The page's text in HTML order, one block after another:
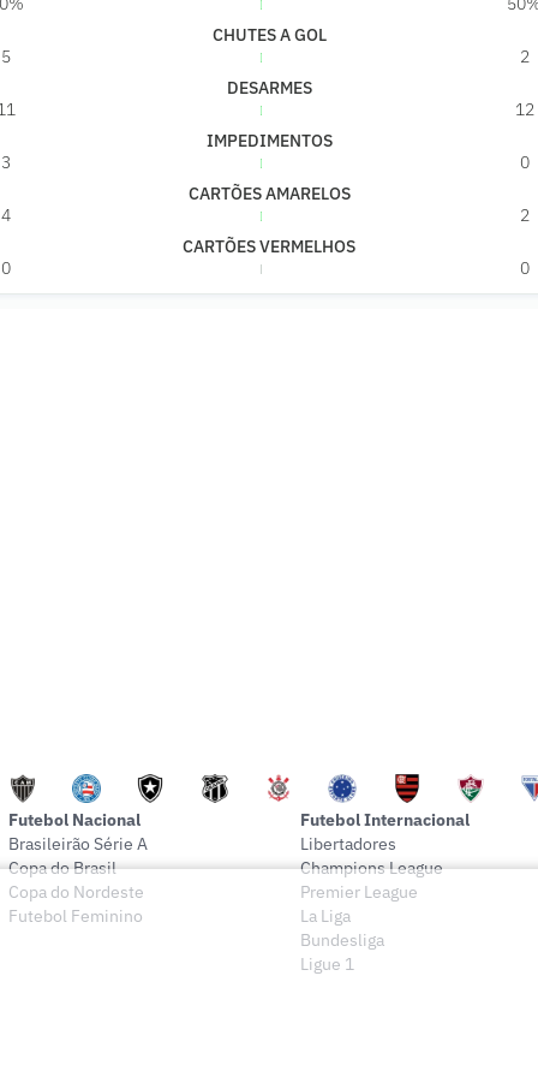
CHUTES A GOL
5
2
DESARMES
12
IMPEDIMENTOS
3
0
CARTÕES AMARELOS
4
2
CARTÕES VERMELHOS
0
0
Futebol Nacional
Brasileirão Série A
Copa do Brasil
Copa do Nordeste
Futebol Feminino
Futebol Internacional
Libertadores
Champions League
Premier League
La Liga
Bundesliga
Ligue 1